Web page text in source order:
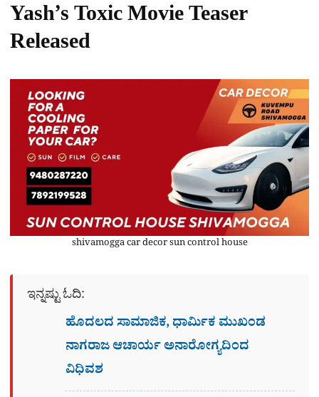
Yash’s Toxic Movie Teaser
Released
shivamogga car decor sun control house
ಇನ್ನಷ್ಟು ಓದಿ:
ಹೊದಲದ ಸಾಮಾಜಿಕ, ಧಾರ್ಮಿಕ ಮುಖಂಡ
ನಾಗರಾಜ ಆಚಾರ್ಯ ಅನಾರೋಗ್ಯದಿಂದ
ವಿಧಿವಶ